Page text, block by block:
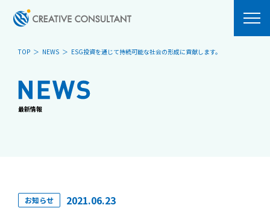
MESSAGE
PHILOSOPHY
TOP NEWS ESG投資を通じて持続可能な社会の形成に貢献します。
最新情報
お知らせ 2021.06.23